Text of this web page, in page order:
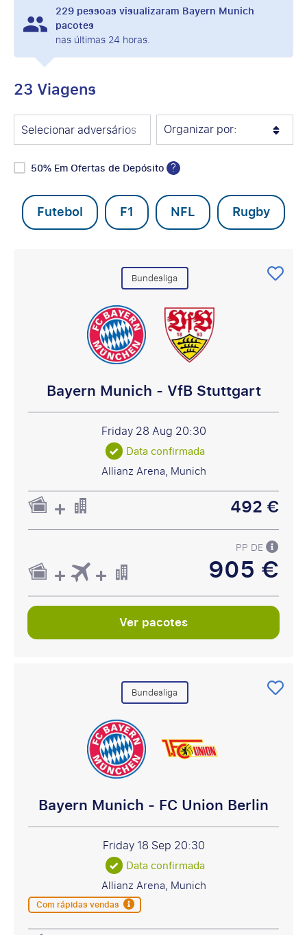
229pessoas visualizaram Bayern Munich
pacotes
nas últimas 24 horas.
23 Viagens
Selecionar adversários Organizar por:
50% Em Ofertas de Depósito ?
Futebol F1 NFL Rugby
Bundesliga
Bayern Munich - VfB Stuttgart
Friday 28 Aug 20:30
Data confirmada
Allianz Arena, Munich
492 €
PP DE
905 €
Ver pacotes
Bundesliga
Bayern Munich - FC Union Berlin
Friday 18 Sep 20:30
Data confirmada
Allianz Arena, Munich
Com rápidas vendas